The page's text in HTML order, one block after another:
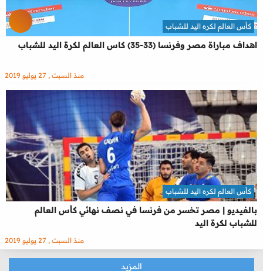
اهداف مباراة مصر وفرنسا (33-35) كاس العالم لكرة اليد للشباب
كأس العالم لكره اليد للشباب
منذ السبت , 27 يوليو 2019
بالفيديو | مصر تخسر من فرنسا في نصف نهائي كأس العالم
للشباب لكرة اليد
كأس العالم لكره اليد للشباب
منذ السبت , 27 يوليو 2019
المزيد